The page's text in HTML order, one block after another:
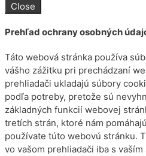
Close
Prehľad ochrany osobných
Táto webová stránka používa
vášho zážitku pri prechádzaní
prehliadači ukladajú súbory
podľa potreby, pretože sú
základných funkcií webovej
tretích strán, ktoré nám
používate túto webovú stránku.
vo vašom prehliadači iba s